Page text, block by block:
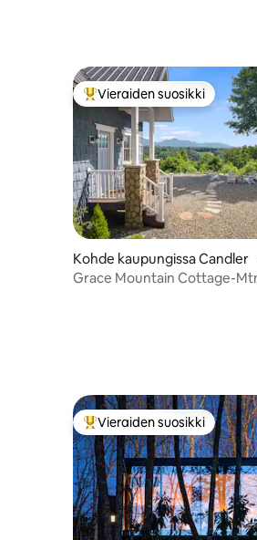
Vieraiden suosikkien
Vieraiden suosikki
Kohde kaupungissa Candler
Grace Mountain Cottage-
Vieraiden suosikkien
Vieraiden suosikki